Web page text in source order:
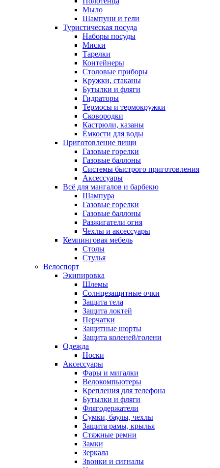
Мыло
Шампуни и гели
Туристическая посуда
Наборы посуды
Миски
Тарелки
Контейнеры
Столовые приборы
Кружки, стаканы
Бутылки и фляги
Гидраторы
Термосы и термокружки
Сковородки
Кастрюли, казаны
Ёмкости для воды
Приготовление пищи
Газовые горелки
Газовые баллоны
Системы быстрого приготовления
Аксессуары
Всё для мангалов и барбекю
Шампура
Газовые горелки
Газовые баллоны
Разжигатели огня
Чехлы и аксессуары
Кемпинговая мебель
Столы
Стулья
Велоспорт
Экипировка
Шлемы
Солнцезащитные очки
Защита тела
Защита локтей
Перчатки
Защитные шорты
Защита коленей/голени
Одежда
Носки
Аксессуары
Фары и мигалки
Велокомпьютеры
Крепления для телефона
Бутылки и фляги
Флягодержатели
Сумки, баулы, чехлы
Защита рамы, крылья
Стяжные ремни
Замки
Зеркала
Звонки и сигналы